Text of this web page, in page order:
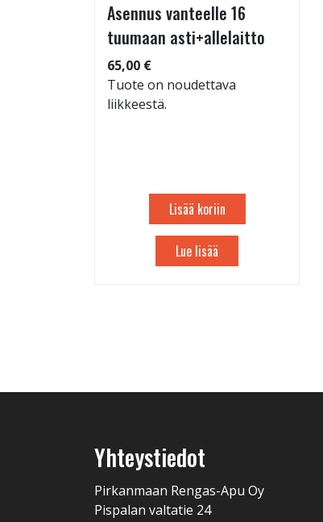
Asennus vanteelle 16
tuumaan asti+allelaitto
65,00 €
Tuote on noudettava
liikkeestä.
Lisää koriin
Lue lisää
Yhteystiedot
Pirkanmaan Rengas-Apu Oy
Pispalan valtatie 24